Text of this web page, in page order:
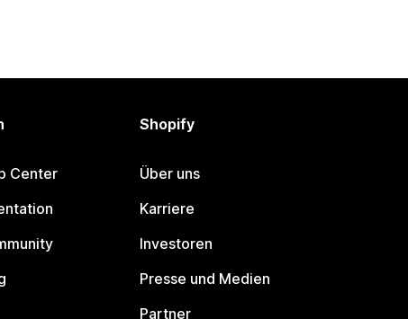
Center
Shopify
Über uns
Karriere
Investoren
Presse und Medien
Partner